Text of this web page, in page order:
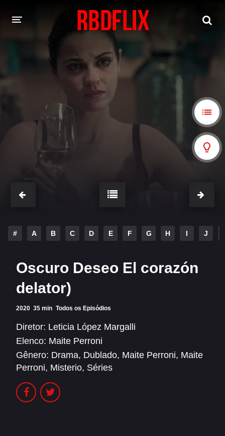
HOME
FILMES
Alfonso Herrera
Christian Chávez Christopher Von Uckermann
Alfonso Herrera Anahí
Dulce María Maite Perroni
RBD
Alfonso Herrera
Dulce María
RBD
# A B C D E F G H I J
Oscuro Deseo El corazón
delator)
2020 35 min Todos os Episódios
Diretor: Leticia López Margalli
Elenco: Maite Perroni
Gênero: Drama, Dublado, Maite Perroni, Maite
Perroni, Misterio, Séries